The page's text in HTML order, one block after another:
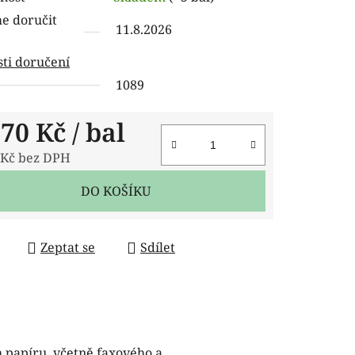
doručit
11.8.2026
doručení
1089
Kč / bal
bez DPH
DO KOŠÍKU
Zeptat se Sdílet